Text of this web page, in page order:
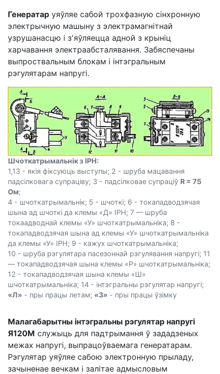
Генератар уяўляе сабой трохфазную сінхронную
электрычную машыну з электрамагнітнай
узрушанасцю і з'яўляецца адной з крыніц
харчавання электраабсталявання. Забяспечаны
выпроствальным блокам і інтэгральным
рэгулятарам напругі.
Шчоткатрымальнік з ІРН:
1,13 - якія фіксуюць выступы; 2 - шруба мацавання
падсілковага супраціву; 3 - падсілковае супраціў R = 75
Ом;
4 - шчоткатрымальнік; 5 - шчоткі; 6 - токападводзячая
шына ад шчоткі да клемы «Д» ІРН; 7 — шруба
токаадводнай клемы «У» шчоткатрымальніка; 8 -
токападводзячая шына ад клемы «У» шчоткатрымальніка
да клемы «У» ІРН; 9 - кажух шчоткатрымальніка;
10 - шруба рэгулятара пасезоннай рэгулявання напругі; 11
— токападводзячая шына клемы «Р» шчоткатрымальніка;
12 - токападводзячая шына клемы «Ш»
шчоткатрымальніка; 14 - інтэгральны рэгулятар напругі;
«Л» - пры працы летам; «3» - пры працы ўзімку
Малагабарытны інтэгральны рэгулятар напругі
Я120М служыць для падтрымання ў зададзеных
межах напругі, выпрацоўваемага генератарам.
Рэгулятар уяўляе сабою электронную прыладу,
зачыненае вечкам і залітае адмысловым